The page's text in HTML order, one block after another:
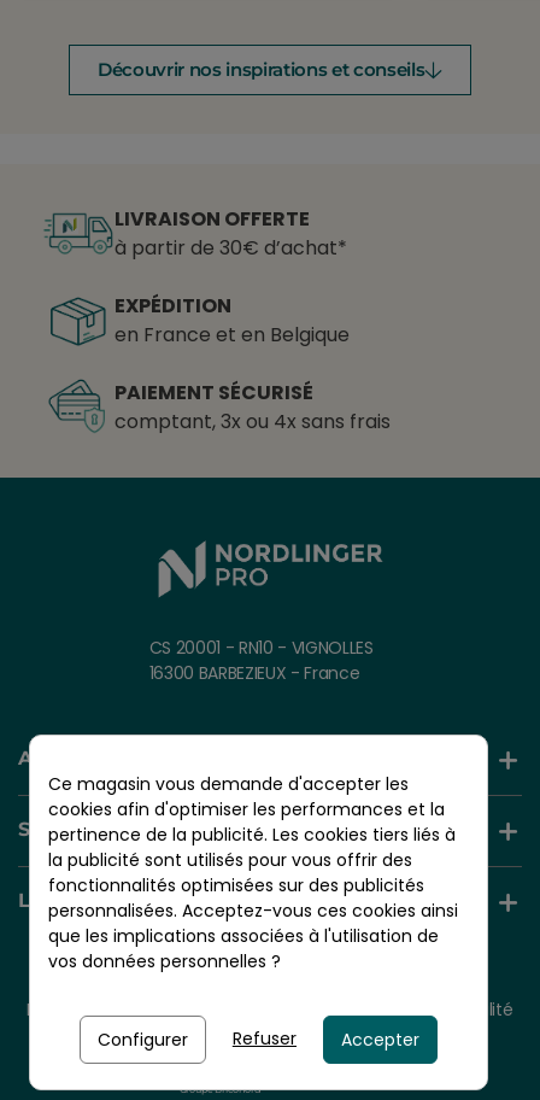
Découvrir nos inspirations et conseils
LIVRAISON OFFERTE
à partir de 30€ d’achat*
EXPÉDITION
en France et en Belgique
PAIEMENT SÉCURISÉ
comptant, 3x ou 4x sans frais
CS 20001 - RN10 - VIGNOLLES
16300 BARBEZIEUX - France
AIDE ET INFORMATION
SERVICES +
LIENS UTILES
Mentions légales
Politique de confidentialité
Politique de cookies
Groupe Briconord
Ce magasin vous demande d'accepter les
cookies afin d'optimiser les performances et la
pertinence de la publicité. Les cookies tiers liés à
la publicité sont utilisés pour vous offrir des
fonctionnalités optimisées sur des publicités
personnalisées. Acceptez-vous ces cookies ainsi
que les implications associées à l'utilisation de
vos données personnelles ?
Configurer Refuser Accepter